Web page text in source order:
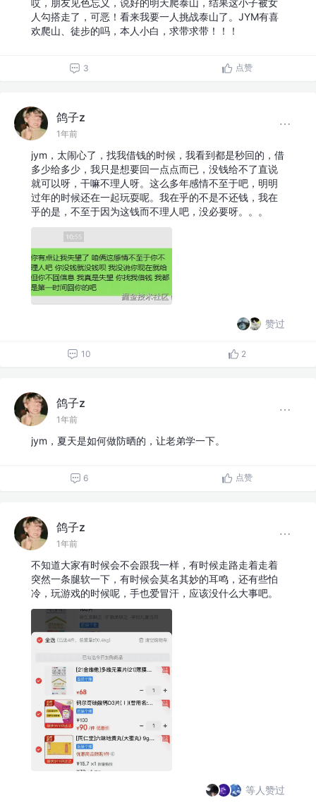
哎，朋友见色忘义，说好的明天爬泰山，结果这小子被女
人勾搭走了，可恶！看来我要一人挑战泰山了。JYM有喜
欢爬山、徒步的吗，本人小白，求带求带！！！
3 点赞
鸽子z
1年前
jym，太闹心了，找我借钱的时候，我看到都是秒回的，借
多少给多少，我只是想要回一点点而已，没钱给不了直说
就可以呀，干嘛不理人呀。这么多年感情不至于吧，明明
过年的时候还在一起玩耍呢。我在乎的不是不还钱，我在
乎的是，不至于因为这钱而不理人吧，没必要呀。。。
赞过
10 2
鸽子z
1年前
jym，夏天是如何做防晒的，让老弟学一下。
6 点赞
鸽子z
1年前
不知道大家有时候会不会跟我一样，有时候走路走着走着
突然一条腿软一下，有时候会莫名其妙的耳鸣，还有些怕
冷，玩游戏的时候呢，手也爱冒汗，应该没什么大事吧。
等人赞过